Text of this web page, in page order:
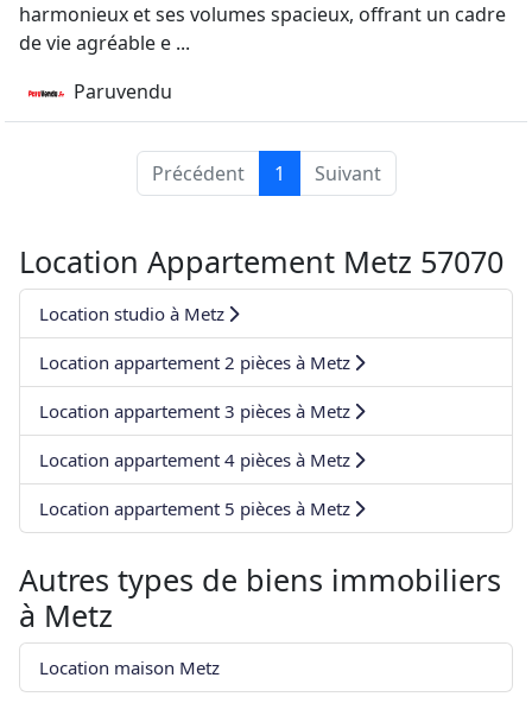
harmonieux et ses volumes spacieux, offrant un cadre
de vie agréable e ...
Paruvendu
Précédent 1 Suivant
Location Appartement Metz 57070
Location studio à Metz
Location appartement 2 pièces à Metz
Location appartement 3 pièces à Metz
Location appartement 4 pièces à Metz
Location appartement 5 pièces à Metz
Autres types de biens immobiliers
à Metz
Location maison Metz